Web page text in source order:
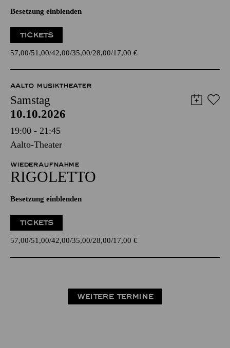
Besetzung einblenden
TICKETS
57,00 51,00 42,00 35,00 28,00 17,00 €
AALTO MUSIKTHEATER
Samstag
10.10.2026
19:00 - 21:45
Aalto-Theater
WIEDERAUFNAHME
RIGO­LETTO
Besetzung einblenden
TICKETS
57,00 51,00 42,00 35,00 28,00 17,00 €
WEITERE TERMINE